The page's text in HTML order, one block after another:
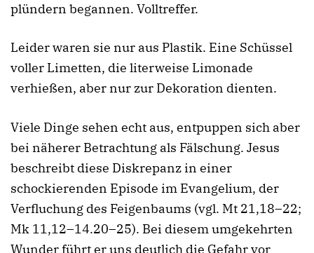
plündern begannen. Volltreffer.
Leider waren sie nur aus Plastik. Eine Schüssel
voller Limetten, die literweise Limonade
verhießen, aber nur zur Dekoration dienten.
Viele Dinge sehen echt aus, entpuppen sich aber
bei näherer Betrachtung als Fälschung. Jesus
beschreibt diese Diskrepanz in einer
schockierenden Episode im Evangelium, der
Verfluchung des Feigenbaums (vgl. Mt 21,18–22;
Mk 11,12–14.20–25). Bei diesem umgekehrten
Wunder führt er uns deutlich die Gefahr vor